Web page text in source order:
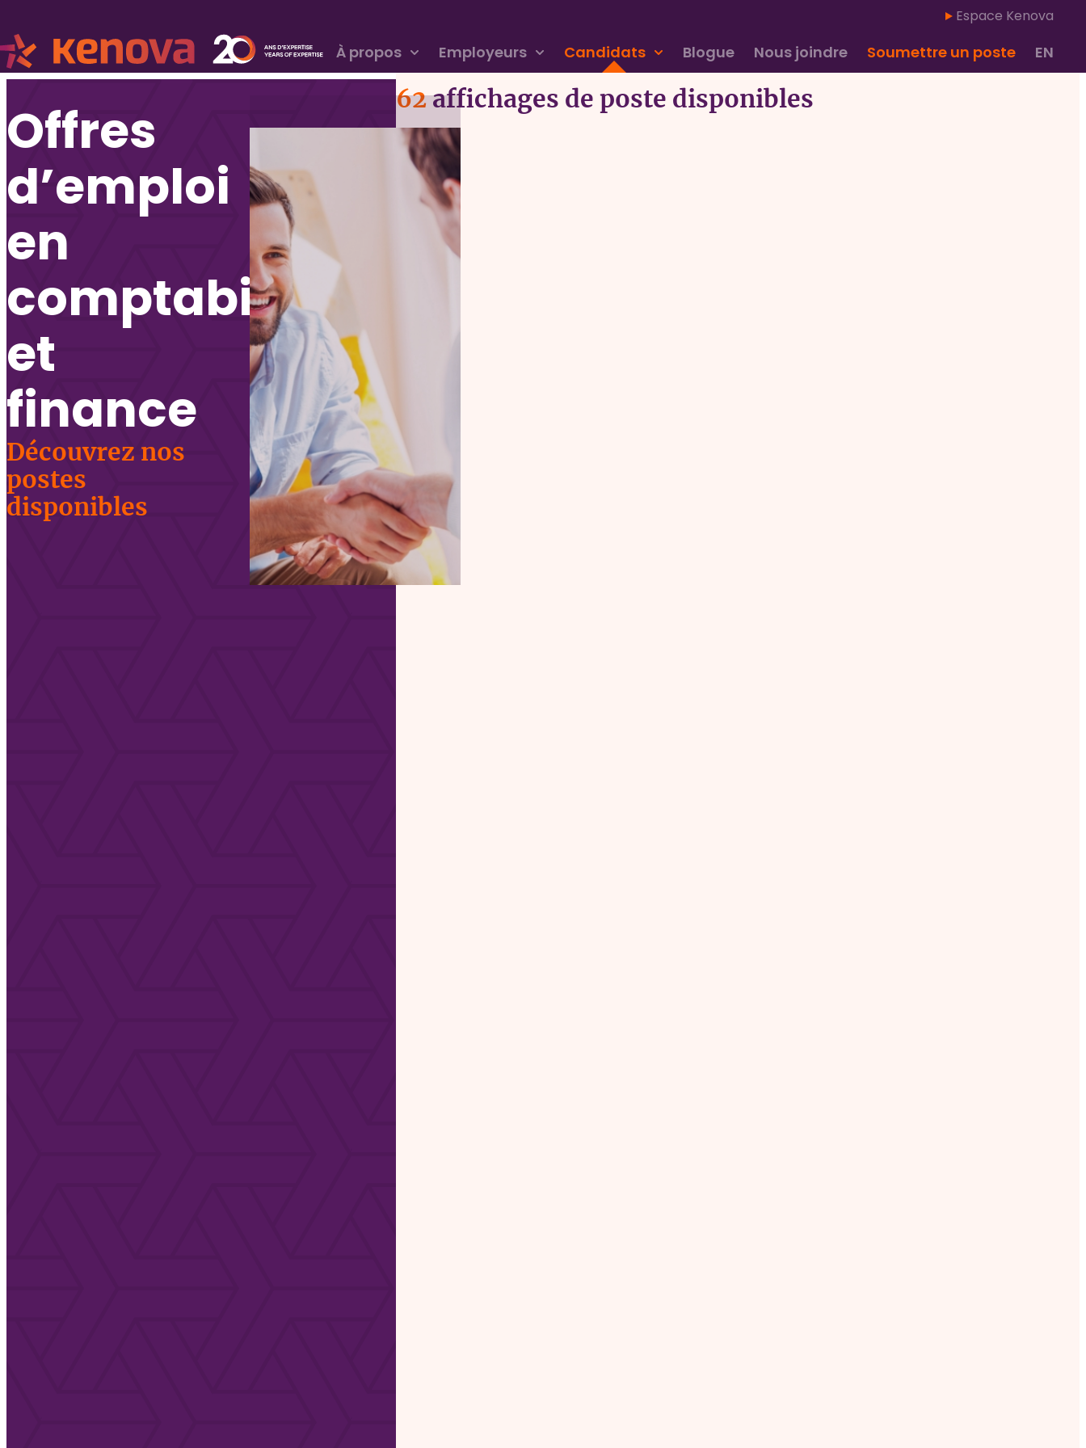
Espace Kenova
À propos Employeurs Candidats Blogue Nous joindre Soumettre un poste EN
Offres
d’emploi
en
comptabilité
et
finance
Découvrez nos
postes
disponibles
62affichages de poste disponibles